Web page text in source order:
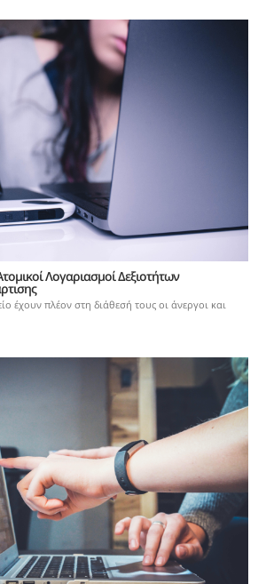
Λογαριασμοί Δεξιοτήτων
έχουν πλέον στη διάθεσή τους οι άνεργοι και